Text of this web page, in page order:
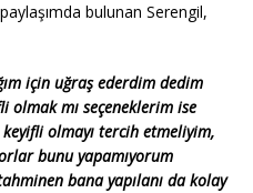
bulunan Serengil,
için uğraş ederdim dedim
olmak mı seçeneklerim ise
olmayı tercih etmeliyim,
bunu yapamıyorum
bana yapılanı da kolay